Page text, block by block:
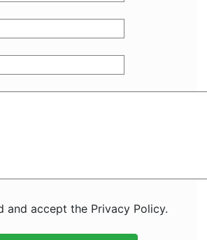
and accept the Privacy Policy.